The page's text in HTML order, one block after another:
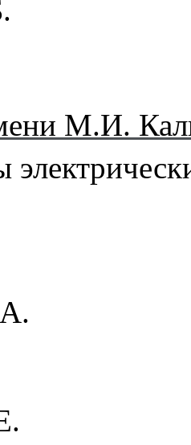
М.И.